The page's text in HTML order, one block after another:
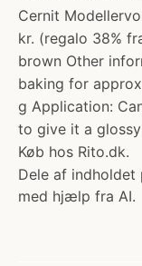
Cernit
kr. (regalo 38%
brown Other
baking for
g Application:
to give it a
Køb hos Rito.dk.
Dele af indholdet
med hjælp fra AI.